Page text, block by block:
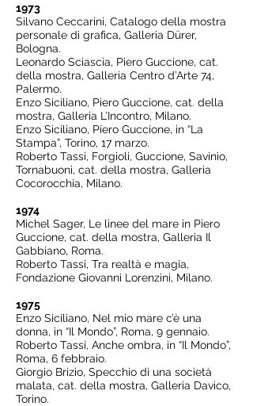
1973
Silvano Ceccarini, Catalogo della mostra
personale di grafica, Galleria Dürer,
Bologna.
Leonardo Sciascia, Piero Guccione, cat.
della mostra, Galleria Centro d’Arte 74,
Palermo.
Enzo Siciliano, Piero Guccione, cat. della
mostra, Galleria L’Incontro, Milano.
Enzo Siciliano, Piero Guccione, in “La
Stampa”, Torino, 17 marzo.
Roberto Tassi, Forgioli, Guccione, Savinio,
Tornabuoni, cat. della mostra, Galleria
Cocorocchia, Milano.
1974
Michel Sager, Le linee del mare in Piero
Guccione, cat. della mostra, Galleria Il
Gabbiano, Roma.
Roberto Tassi, Tra realtà e magia,
Fondazione Giovanni Lorenzini, Milano.
1975
Enzo Siciliano, Nel mio mare c’è una
donna, in “Il Mondo”, Roma, 9 gennaio.
Roberto Tassi, Anche ombra, in “Il Mondo”,
Roma, 6 febbraio.
Giorgio Brizio, Specchio di una società
malata, cat. della mostra, Galleria Davico,
Torino.